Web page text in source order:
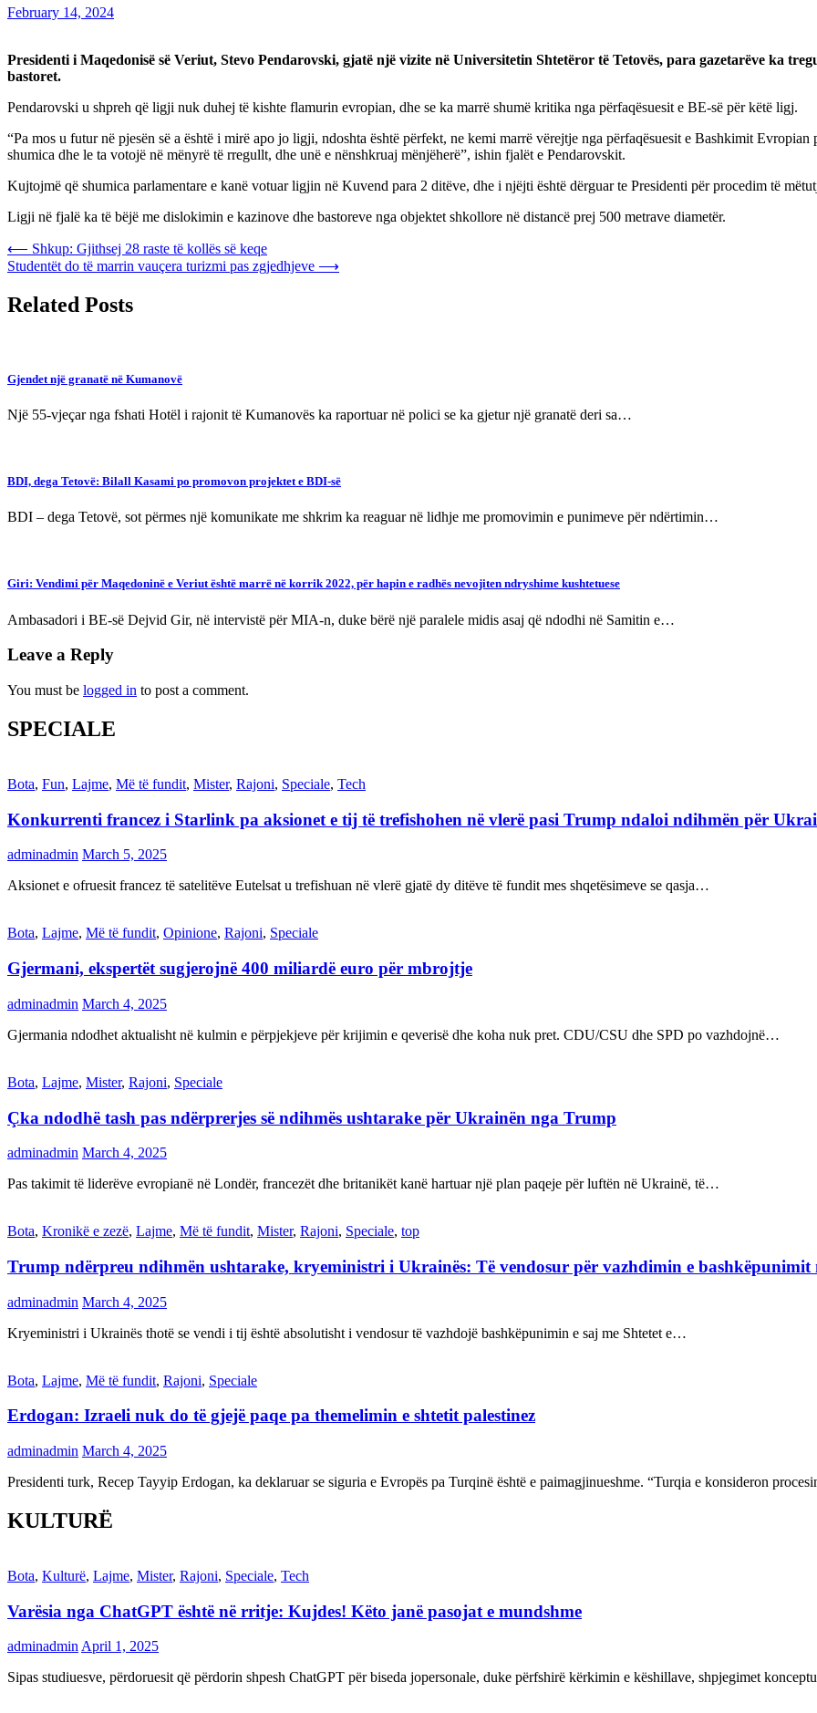
February 14, 2024
Presidenti i Maqedonisë së Veriut, Stevo Pendarovski, gjatë një vizite në Universitetin Shtetëror të Tetovës, para gazetarëve ka
bastoret.
Pendarovski u shpreh që ligji nuk duhej të kishte flamurin evropian, dhe se ka marrë shumë kritika nga përfaqësuesit e BE-së për këtë ligj.
“Pa mos u futur në pjesën së a është i mirë apo jo ligji, ndoshta është përfekt, ne kemi marrë vërejtje nga përfaqësuesit e Bashkimit
shumica dhe le ta votojë në mënyrë të rregullt, dhe unë e nënshkruaj mënjëherë”, ishin fjalët e Pendarovskit.
Kujtojmë që shumica parlamentare e kanë votuar ligjin në Kuvend para 2 ditëve, dhe i njëjti është dërguar te Presidenti për procedim të
Ligji në fjalë ka të bëjë me dislokimin e kazinove dhe bastoreve nga objektet shkollore në distancë prej 500 metrave diametër.
Post
navigation
⟵ Shkup: Gjithsej 28 raste të kollës së keqe
Studentët do të marrin vauçera turizmi pas zgjedhjeve ⟶
Related Posts
Gjendet një granatë në Kumanovë
Një 55-vjeçar nga fshati Hotël i rajonit të Kumanovës ka raportuar në polici se ka gjetur një granatë deri sa…
BDI, dega Tetovë: Bilall Kasami po promovon projektet e BDI-së
BDI – dega Tetovë, sot përmes një komunikate me shkrim ka reaguar në lidhje me promovimin e punimeve për ndërtimin…
Giri: Vendimi për Maqedoninë e Veriut është marrë në korrik 2022, për hapin e radhës nevojiten ndryshime kushtetuese
Ambasadori i BE-së Dejvid Gir, në intervistë për MIA-n, duke bërë një paralele midis asaj që ndodhi në Samitin e…
Leave a Reply
You must be logged in to post a comment.
SPECIALE
Bota, Fun, Lajme, Më të fundit, Mister, Rajoni, Speciale, Tech
Konkurrenti francez i Starlink pa aksionet e tij të trefishohen në vlerë pasi Trump ndaloi ndihmën për
adminadmin March 5, 2025
Aksionet e ofruesit francez të satelitëve Eutelsat u trefishuan në vlerë gjatë dy ditëve të fundit mes shqetësimeve se qasja…
Bota, Lajme, Më të fundit, Opinione, Rajoni, Speciale
Gjermani, ekspertët sugjerojnë 400 miliardë euro për mbrojtje
adminadmin March 4, 2025
Gjermania ndodhet aktualisht në kulmin e përpjekjeve për krijimin e qeverisë dhe koha nuk pret. CDU/CSU dhe SPD po vazhdojnë…
Bota, Lajme, Mister, Rajoni, Speciale
Çka ndodhë tash pas ndërprerjes së ndihmës ushtarake për Ukrainën nga Trump
adminadmin March 4, 2025
Pas takimit të liderëve evropianë në Londër, francezët dhe britanikët kanë hartuar një plan paqeje për luftën në Ukrainë, të…
Bota, Kronikë e zezë, Lajme, Më të fundit, Mister, Rajoni, Speciale, top
Trump ndërpreu ndihmën ushtarake, kryeministri i Ukrainës: Të vendosur për vazhdimin e bashkëpunimit
adminadmin March 4, 2025
Kryeministri i Ukrainës thotë se vendi i tij është absolutisht i vendosur të vazhdojë bashkëpunimin e saj me Shtetet e…
Bota, Lajme, Më të fundit, Rajoni, Speciale
Erdogan: Izraeli nuk do të gjejë paqe pa themelimin e shtetit palestinez
adminadmin March 4, 2025
Presidenti turk, Recep Tayyip Erdogan, ka deklaruar se siguria e Evropës pa Turqinë është e paimagjinueshme. “Turqia e konsideron
KULTURË
Bota, Kulturë, Lajme, Mister, Rajoni, Speciale, Tech
Varësia nga ChatGPT është në rritje: Kujdes! Këto janë pasojat e mundshme
adminadmin April 1, 2025
Sipas studiuesve, përdoruesit që përdorin shpesh ChatGPT për biseda jopersonale, duke përfshirë kërkimin e këshillave, shpjegimet